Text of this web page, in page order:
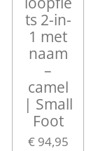
ts 2-in-
1 met
naam
–
camel
| Small
Foot
€ 94,95